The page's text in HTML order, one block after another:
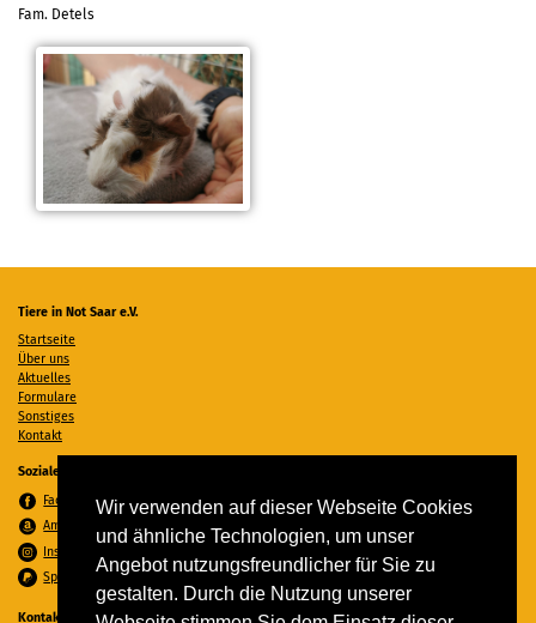
Wir verwenden auf dieser Webseite Cookies
und ähnliche Technologien, um unser
Angebot nutzungsfreundlicher für Sie zu
gestalten. Durch die Nutzung unserer
Fam. Detels
Tiere in Not Saar e.V.
Startseite
Über uns
Aktuelles
Formulare
Sonstiges
Kontakt
Soziale Medien
Facebook
Amazon Wunschzettel
Instagram
Spenden per PayPal
Kontakt